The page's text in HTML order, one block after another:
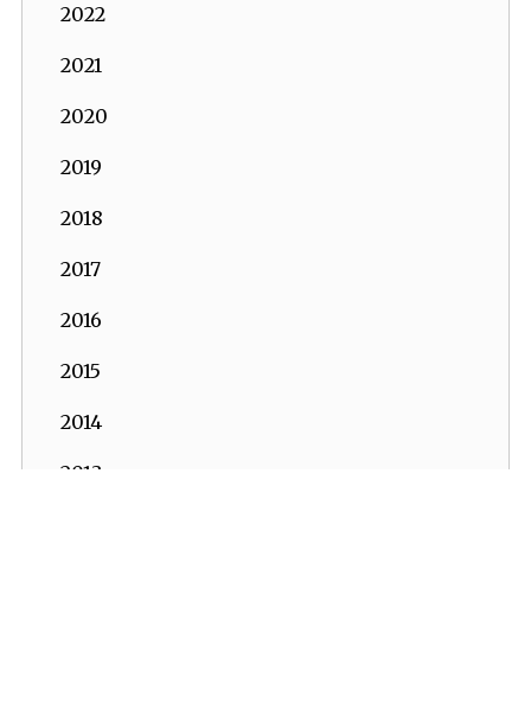
2022
2021
2020
2019
2018
2017
2016
2015
2014
2013